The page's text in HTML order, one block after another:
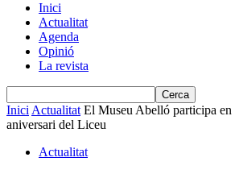
Inici
Actualitat
Agenda
Opinió
La revista
Inici Actualitat El Museu Abelló participa en
aniversari del Liceu
Actualitat